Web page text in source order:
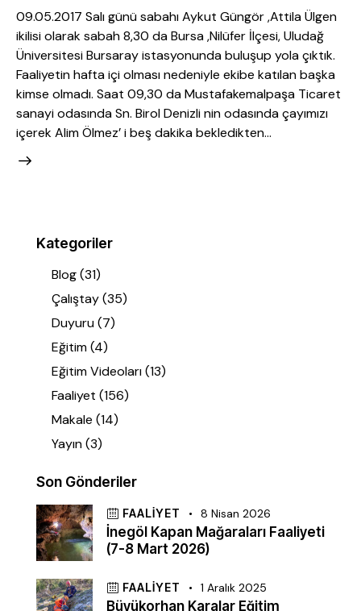
09.05.2017 Salı günü sabahı Aykut Güngör ,Attila Ülgen
ikilisi olarak sabah 8,30 da Bursa ,Nilüfer İlçesi, Uludağ
Üniversitesi Bursaray istasyonunda buluşup yola çıktık.
Faaliyetin hafta içi olması nedeniyle ekibe katılan başka
kimse olmadı. Saat 09,30 da Mustafakemalpaşa Ticaret
sanayi odasında Sn. Birol Denizli nin odasında çayımızı
içerek Alim Ölmez’ i beş dakika bekledikten…
Kategoriler
Blog(31)
Çalıştay(35)
Duyuru(7)
Eğitim(4)
Eğitim Videoları(13)
Faaliyet (156)
Makale (14)
Yayın(3)
Son Gönderiler
FAALIYET 8 Nisan 2026
İnegöl Kapan Mağaraları Faaliyeti
(7-8 Mart 2026)
FAALIYET 1 Aralık 2025
Büyükorhan Karalar Eğitim